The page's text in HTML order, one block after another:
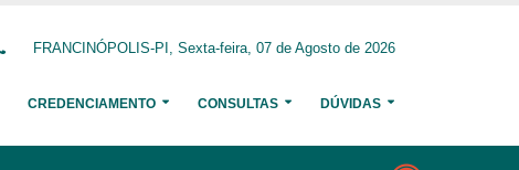
FRANCINÓPOLIS-PI, Sexta-feira, 07 de Agosto de 2026
CREDENCIAMENTO CONSULTAS DÚVIDAS